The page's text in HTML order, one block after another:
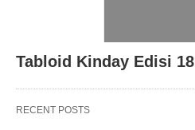
Tabloid Kinday Edisi 18
RECENT POSTS